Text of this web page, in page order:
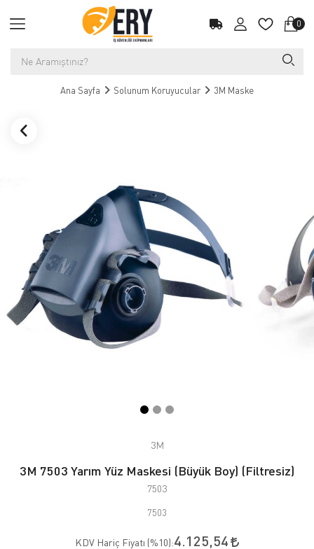
0
Ana Sayfa Solunum Koruyucular 3M Maske
3M
3M 7503 Yarım Yüz Maskesi (Büyük Boy) (Filtresiz)
7503
7503
KDV Hariç Fiyatı (%10):4.125,54